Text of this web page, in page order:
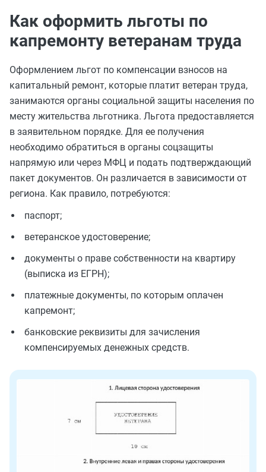
Как оформить льготы по
капремонту ветеранам труда
Оформлением льгот по компенсации взносов на
капитальный ремонт, которые платит ветеран труда,
занимаются органы социальной защиты населения по
месту жительства льготника. Льгота предоставляется
в заявительном порядке. Для ее получения
необходимо обратиться в органы соцзащиты
напрямую или через МФЦ и подать подтверждающий
пакет документов. Он различается в зависимости от
региона. Как правило, потребуются:
паспорт;
ветеранское удостоверение;
документы о праве собственности на квартиру
(выписка из ЕГРН);
платежные документы, по которым оплачен
капремонт;
банковские реквизиты для зачисления
компенсируемых денежных средств.